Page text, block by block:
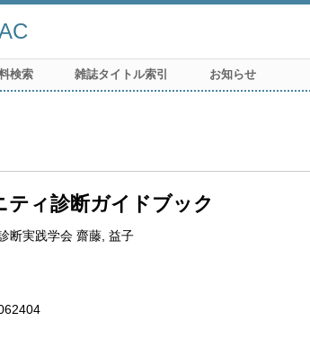
検索 雑誌タイトル索引 お知らせ
ティ診断ガイドブック
断実践学会 齋藤, 益子